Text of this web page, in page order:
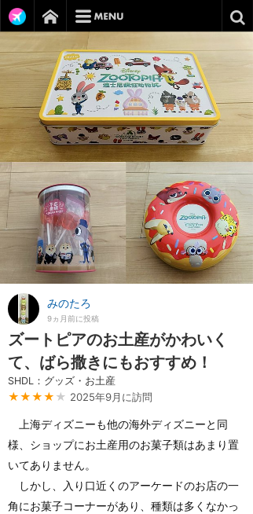
みのたろ
9ヵ月前に投稿
ズートピアのお土産がかわいく
て、ばら撒きにもおすすめ！
SHDL：グッズ・お土産
★★★★ ★ 2025年9月に訪問
上海ディズニーも他の海外ディズニーと同
様、ショップにお土産用のお菓子類はあまり置
いてありません。
しかし、入り口近くのアーケードのお店の一
角にお菓子コーナーがあり、種類は多くなかっ